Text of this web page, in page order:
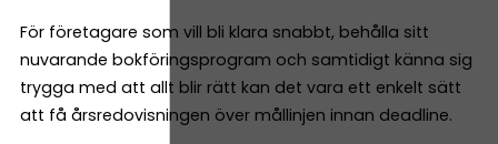
För företagare som vill bli klara snabbt, behålla sitt
nuvarande bokföringsprogram och samtidigt känna sig
trygga med att allt blir rätt kan det vara ett enkelt sätt
att få årsredovisningen över mållinjen innan deadline.